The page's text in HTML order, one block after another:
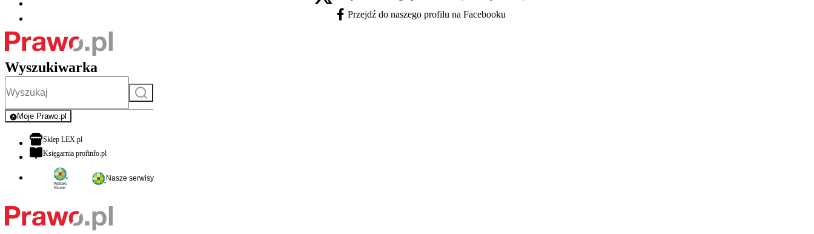
Facebook - otwiera się w nowej karcie
Przejdź do naszego profilu na Facebooku
Wyszukiwarka
Szukaj
Moje Prawo.pl
- rejestracja i logowanie do serwisu
Sklep LEX.plotwiera się w nowej karcie
Księgarnia profinfo.plotwiera się w nowej karcie
Nasze serwisy